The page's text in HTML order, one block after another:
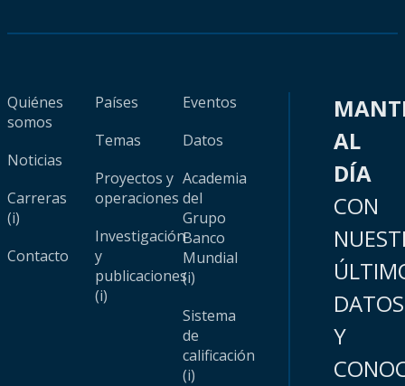
Quiénes
somos
Noticias
Carreras
(i)
Contacto
Países
Temas
Proyectos y
operaciones
Investigación
y
publicaciones
(i)
Eventos
Datos
Academia
del
Grupo
Banco
Mundial
(i)
Sistema
de
calificación
(i)
AL
DÍA
CON
DATOS
Y